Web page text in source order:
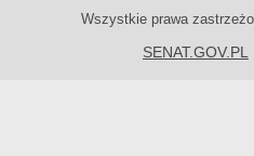
Wszystkie prawa
SENAT.GOV.PL